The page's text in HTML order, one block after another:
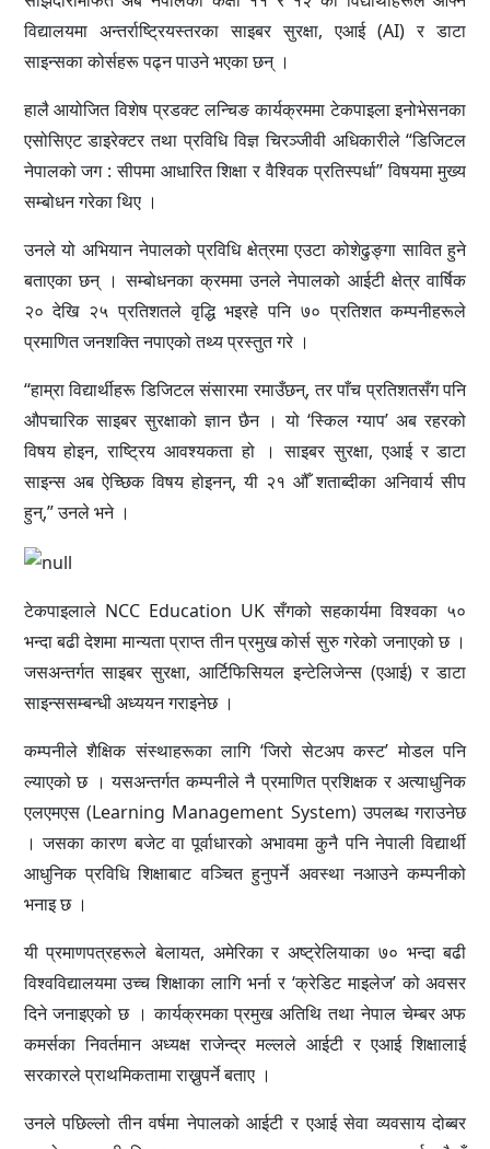
विद्यालयमा अन्तर्राष्ट्रियस्तरका साइबर सुरक्षा, एआई (AI) र डाटा
साइन्सका कोर्सहरू पढ्न पाउने भएका छन् ।
हालै आयोजित विशेष प्रडक्ट लन्चिङ कार्यक्रममा टेकपाइला इनोभेसनका
एसोसिएट डाइरेक्टर तथा प्रविधि विज्ञ चिरञ्जीवी अधिकारीले “डिजिटल
नेपालको जग : सीपमा आधारित शिक्षा र वैश्विक प्रतिस्पर्धा” विषयमा मुख्य
सम्बोधन गरेका थिए ।
उनले यो अभियान नेपालको प्रविधि क्षेत्रमा एउटा कोशेढुङ्गा सावित हुने
बताएका छन् । सम्बोधनका क्रममा उनले नेपालको आईटी क्षेत्र वार्षिक
२० देखि २५ प्रतिशतले वृद्धि भइरहे पनि ७० प्रतिशत कम्पनीहरूले
प्रमाणित जनशक्ति नपाएको तथ्य प्रस्तुत गरे ।
“हाम्रा विद्यार्थीहरू डिजिटल संसारमा रमाउँछन्, तर पाँच प्रतिशतसँग पनि
औपचारिक साइबर सुरक्षाको ज्ञान छैन । यो ‘स्किल ग्याप’ अब रहरको
विषय होइन, राष्ट्रिय आवश्यकता हो । साइबर सुरक्षा, एआई र डाटा
साइन्स अब ऐच्छिक विषय होइनन्, यी २१ औँ शताब्दीका अनिवार्य सीप
हुन्,” उनले भने ।
टेकपाइलाले NCC Education UK सँगको सहकार्यमा विश्वका ५०
भन्दा बढी देशमा मान्यता प्राप्त तीन प्रमुख कोर्स सुरु गरेको जनाएको छ ।
जसअन्तर्गत साइबर सुरक्षा, आर्टिफिसियल इन्टेलिजेन्स (एआई) र डाटा
साइन्ससम्बन्धी अध्ययन गराइनेछ ।
कम्पनीले शैक्षिक संस्थाहरूका लागि ‘जिरो सेटअप कस्ट’ मोडल पनि
ल्याएको छ । यसअन्तर्गत कम्पनीले नै प्रमाणित प्रशिक्षक र अत्याधुनिक
एलएमएस (Learning Management System) उपलब्ध गराउनेछ
। जसका कारण बजेट वा पूर्वाधारको अभावमा कुनै पनि नेपाली विद्यार्थी
आधुनिक प्रविधि शिक्षाबाट वञ्चित हुनुपर्ने अवस्था नआउने कम्पनीको
भनाइ छ ।
यी प्रमाणपत्रहरूले बेलायत, अमेरिका र अष्ट्रेलियाका ७० भन्दा बढी
विश्वविद्यालयमा उच्च शिक्षाका लागि भर्ना र ‘क्रेडिट माइलेज’ को अवसर
दिने जनाइएको छ । कार्यक्रमका प्रमुख अतिथि तथा नेपाल चेम्बर अफ
कमर्सका निवर्तमान अध्यक्ष राजेन्द्र मल्लले आईटी र एआई शिक्षालाई
सरकारले प्राथमिकतामा राख्नुपर्ने बताए ।
उनले पछिल्लो तीन वर्षमा नेपालको आईटी र एआई सेवा व्यवसाय दोब्बर